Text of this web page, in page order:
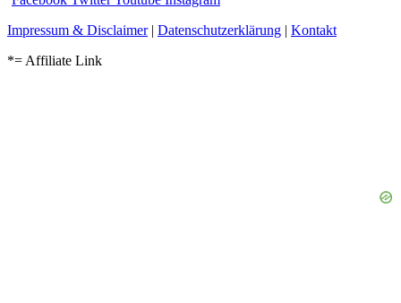
Impressum & Disclaimer| Datenschutzerklärung | Kontakt
*= Affiliate Link